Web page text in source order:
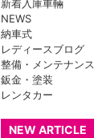
新着入庫車輛
NEWS
納車式
レディースブログ
整備・メンテナンス
鈑金・塗装
レンタカー
NEW ARTICLE